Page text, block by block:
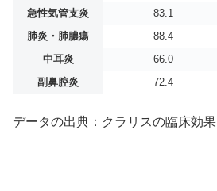
急性気管支炎
83.1
肺炎・肺膿瘍
88.4
中耳炎
66.0
副鼻腔炎
72.4
データの出典：クラリスの臨床効果